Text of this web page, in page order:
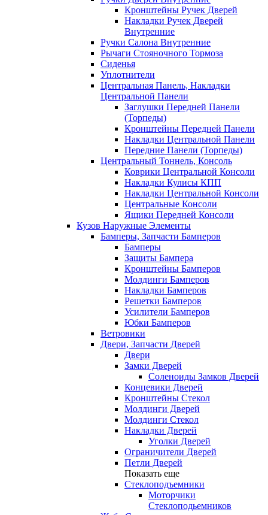
Кронштейны Ручек Дверей
Накладки Ручек Дверей
Внутренние
Ручки Салона Внутренние
Рычаги Стояночного Тормоза
Сиденья
Уплотнители
Центральная Панель, Накладки
Центральной Панели
Заглушки Передней Панели
(Торпеды)
Кронштейны Передней Панели
Накладки Центральной Панели
Передние Панели (Торпеды)
Центральный Тоннель, Консоль
Коврики Центральной Консоли
Накладки Кулисы КПП
Накладки Центральной Консоли
Центральные Консоли
Ящики Передней Консоли
Кузов Наружные Элементы
Бамперы, Запчасти Бамперов
Бамперы
Защиты Бампера
Кронштейны Бамперов
Молдинги Бамперов
Накладки Бамперов
Решетки Бамперов
Усилители Бамперов
Юбки Бамперов
Ветровики
Двери, Запчасти Дверей
Двери
Замки Дверей
Соленоиды Замков Дверей
Концевики Дверей
Кронштейны Стекол
Молдинги Дверей
Молдинги Стекол
Накладки Дверей
Уголки Дверей
Ограничители Дверей
Петли Дверей
Показать еще
Стеклоподъемники
Моторчики
Стеклоподьемников